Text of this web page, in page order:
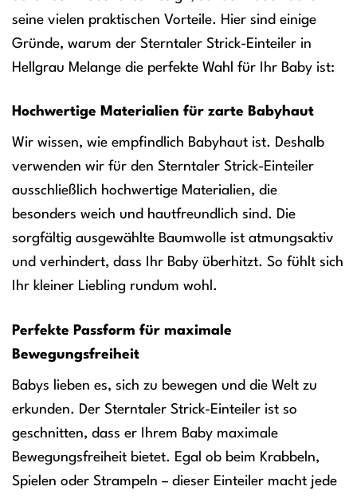
seine vielen praktischen Vorteile. Hier sind einige
Gründe, warum der Sterntaler Strick-Einteiler in
Hellgrau Melange die perfekte Wahl für Ihr Baby ist:
Hochwertige Materialien für zarte Babyhaut
Wir wissen, wie empfindlich Babyhaut ist. Deshalb
verwenden wir für den Sterntaler Strick-Einteiler
ausschließlich hochwertige Materialien, die
besonders weich und hautfreundlich sind. Die
sorgfältig ausgewählte Baumwolle ist atmungsaktiv
und verhindert, dass Ihr Baby überhitzt. So fühlt sich
Ihr kleiner Liebling rundum wohl.
Perfekte Passform für maximale
Bewegungsfreiheit
Babys lieben es, sich zu bewegen und die Welt zu
erkunden. Der Sterntaler Strick-Einteiler ist so
geschnitten, dass er Ihrem Baby maximale
Bewegungsfreiheit bietet. Egal ob beim Krabbeln,
Spielen oder Strampeln – dieser Einteiler macht jede